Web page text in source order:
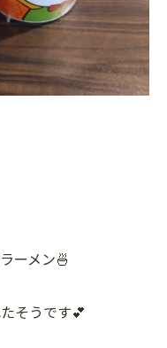
ーメン🍜
そうです💕